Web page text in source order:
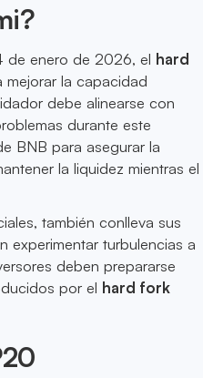
de enero de 2026, el hard
mejorar la capacidad
debe alinearse con
durante este
BNB para asegurar la
la liquidez mientras el
también conlleva sus
experimentar turbulencias a
deben prepararse
por el hard fork